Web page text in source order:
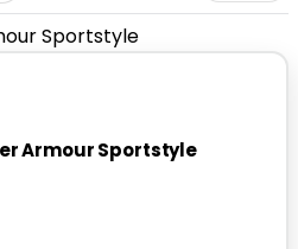
Sportstyle
Armour Sportstyle